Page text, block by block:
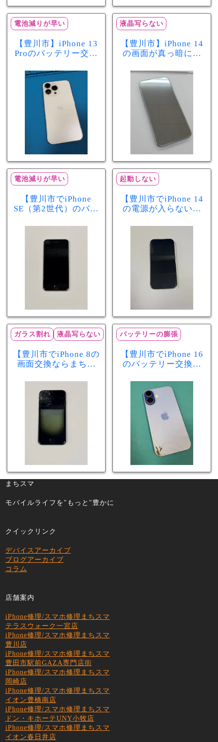
電池減りが早い
【豊川市】iPhone 13
Proのバッテリー交換
が早い症状も当日90
分で改善
液晶写らない
【豊川市】iPhone 14
の画面が真っ暗に…
修理！データそのま
まで復旧しました
電池減りが早い
【豊川市でiPhone
SE（第2世代）のバッ
スマ豊川店】電池の
減りが早い症状も当
起動しない
【豊川市でiPhone 14
の電源が入らない修
店】バッテリー交換
で復旧するケースも
あります！
ガラス割れ 液晶写らない
【豊川市でiPhone 8の
画面交換ならまちス
れ・液晶不良も当日
60分で修理可能！
バッテリーの膨張
【豊川市でiPhone 16
のバッテリー交換な
少し膨張したバッテ
リーも当日90分で安
心修理！
まちスマ
モバイルライフを"もっと"豊かに
クイックリンク
デバイスアーカイブ
ブログアーカイブ
コラム
店舗案内
iPhone修理/スマホ修理まちスマ
テラスウォーク一宮店
iPhone修理/スマホ修理まちスマ
豊川店
iPhone修理/スマホ修理まちスマ
豊田市駅前GAZA専門店街
iPhone修理/スマホ修理まちスマ
岡崎店
iPhone修理/スマホ修理まちスマ
イオン豊橋南店
iPhone修理/スマホ修理まちスマ
ドン・キホーテUNY小牧店
iPhone修理/スマホ修理まちスマ
イオン春日井店